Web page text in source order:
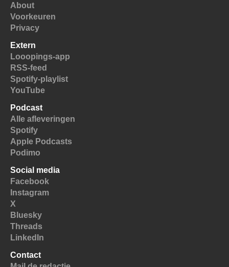
About
Voorkeuren
Privacy
Extern
Looopings-app
RSS-feed
Spotify-playlist
YouTube
Podcast
Alle afleveringen
Spotify
Apple Podcasts
Podimo
Social media
Facebook
Instagram
X
Bluesky
Threads
LinkedIn
Contact